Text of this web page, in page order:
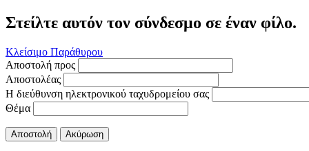
Στείλτε αυτόν τον σύνδεσμο σε έναν φίλο.
Κλείσιμο Παράθυρου
Αποστολή προς
Αποστολέας
Η διεύθυνση ηλεκτρονικού ταχυδρομείου σας
Θέμα
Αποστολή Ακύρωση